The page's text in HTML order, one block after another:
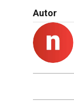
Autor